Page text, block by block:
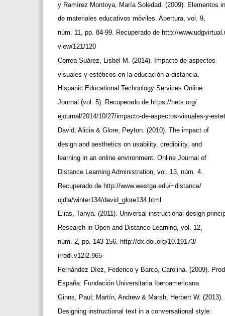
y Ramírez Montoya, María Soledad. (2009). Elementos
de materiales educativos móviles. Apertura, vol. 9,
núm. 11, pp. 84-99. Recuperado de http://
view/121/120
Correa Suárez, Lisbel M. (2014). Impacto de aspectos
visuales y estéticos en la educación a distancia.
Hispanic Educational Technology Services Online
Journal (vol. 5). Recuperado de https://hets.org/
ejournal/2014/10/27/impacto-de-aspectos-visuales-y-
David, Alicia & Glore, Peyton. (2010). The impact of
design and aesthetics on usability, credibility, and
learning in an online environment. Online Journal of
Distance Learning Administration, vol. 13, núm. 4.
Recuperado de http://www.westga.edu/~distance/
ojdla/winter134/david_glore134.html
Elias, Tanya. (2011). Universal instructional design
Research in Open and Distance Learning, vol. 12,
núm. 2, pp. 143-156. http://dx.doi.org/10.19173/
irrodl.v12i2.965
Fernández Díez, Federico y Barco, Carolina. (2009).
España: Fundación Universitaria Iberoamericana.
Ginns, Paul; Martín, Andrew & Marsh, Herbert W. (2013).
Designing instructional text in a conversational style: